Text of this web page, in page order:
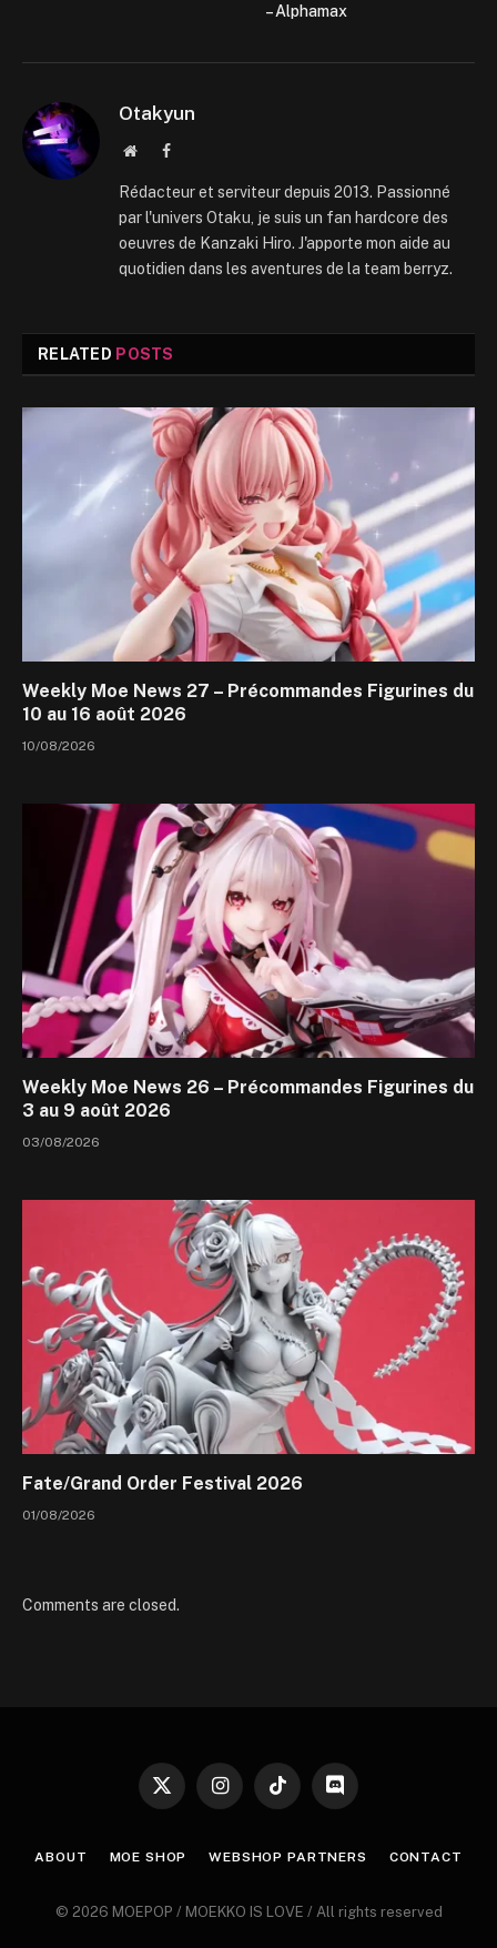
– Alphamax
Otakyun
WebsiteFacebook
Rédacteur et serviteur depuis 2013. Passionné
par l'univers Otaku, je suis un fan hardcore des
oeuvres de Kanzaki Hiro. J'apporte mon aide au
quotidien dans les aventures de la team berryz.
RELATED POSTS
Weekly Moe News 27 – Précommandes Figurines du
10 au 16 août 2026
10/08/2026
Weekly Moe News 26 – Précommandes Figurines du
3 au 9 août 2026
03/08/2026
Fate/Grand Order Festival 2026
01/08/2026
Comments are closed.
X
InstagramTikTok Discord
ABOUT MOE SHOP WEBSHOP PARTNERS CONTACT
© 2026 MOEPOP / MOEKKO IS LOVE / All rights reserved